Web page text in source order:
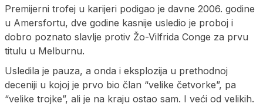
Premijerni trofej u karijeri podigao je davne 2006. godine
u Amersfortu, dve godine kasnije usledio je proboj i
dobro poznato slavlje protiv Žo-Vilfrida Conge za prvu
titulu u Melburnu.
Usledila je pauza, a onda i eksplozija u prethodnoj
deceniji u kojoj je prvo bio član “velike četvorke”, pa
“velike trojke”, ali je na kraju ostao sam. I veći od velikih.